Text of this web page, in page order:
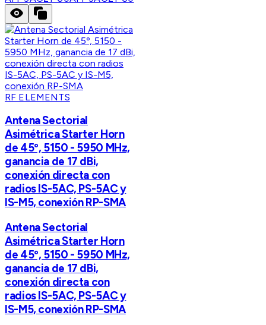
RF ELEMENTS
Antena Sectorial
Asimétrica Starter Horn
de 45º, 5150 - 5950 MHz,
ganancia de 17 dBi,
conexión directa con
radios IS-5AC, PS-5AC y
IS-M5, conexión RP-SMA
Antena Sectorial
Asimétrica Starter Horn
de 45º, 5150 - 5950 MHz,
ganancia de 17 dBi,
conexión directa con
radios IS-5AC, PS-5AC y
IS-M5, conexión RP-SMA